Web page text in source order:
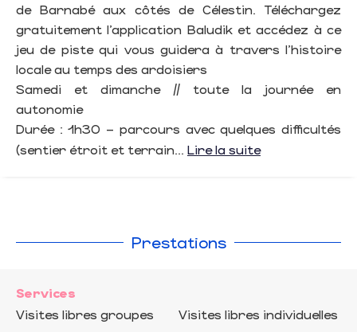
de Barnabé aux côtés de Célestin. Téléchargez
gratuitement l’application Baludik et accédez à ce
jeu de piste qui vous guidera à travers l'histoire
locale au temps des ardoisiers
Samedi et dimanche // toute la journée en
autonomie
Durée : 1h30 – parcours avec quelques difficultés
(sentier étroit et terrain... Lire la suite
Prestations
Services
Visites libres groupes
Visites libres individuelles